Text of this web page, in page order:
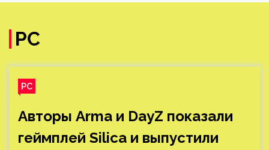
PC
PC
Авторы Arma и DayZ показали
геймплей Silica и выпустили